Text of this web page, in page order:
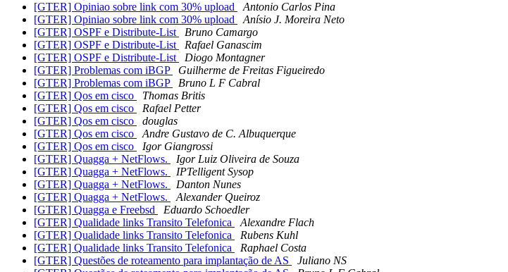
[GTER] Opiniao sobre link com 30% upload
Antonio Carlos Pina
[GTER] Opiniao sobre link com 30% upload
Anísio J. Moreira Neto
[GTER] OSPF e Distribute-List
Bruno Camargo
[GTER] OSPF e Distribute-List
Rafael Ganascim
[GTER] OSPF e Distribute-List
Diogo Montagner
[GTER] Problemas com iBGP
Guilherme de Freitas Figueiredo
[GTER] Problemas com iBGP
Bruno L F Cabral
[GTER] Qos em cisco
Thomas Britis
[GTER] Qos em cisco
Rafael Petter
[GTER] Qos em cisco
douglas
[GTER] Qos em cisco
Andre Gustavo de C. Albuquerque
[GTER] Qos em cisco
Igor Giangrossi
[GTER] Quagga + NetFlows.
Igor Luiz Oliveira de Souza
[GTER] Quagga + NetFlows.
IPTelligent Sysop
[GTER] Quagga + NetFlows.
Danton Nunes
[GTER] Quagga + NetFlows.
Alexander Queiroz
[GTER] Quagga e Freebsd
Eduardo Schoedler
[GTER] Qualidade links Transito Telefonica
Alexandre Flach
[GTER] Qualidade links Transito Telefonica
Rubens Kuhl
[GTER] Qualidade links Transito Telefonica
Raphael Costa
[GTER] Questões de roteamento para implantação de AS
Juliano NS